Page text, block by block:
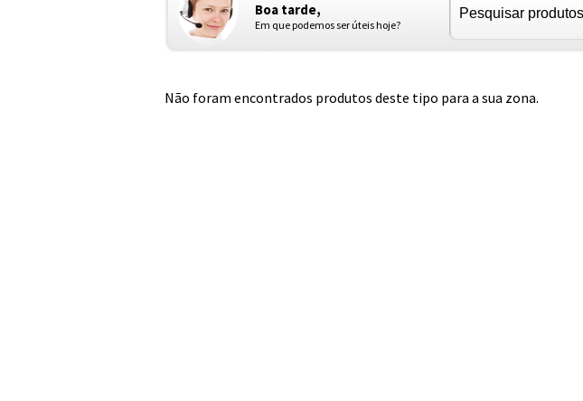
Boa tarde,
Em que podemos ser úteis hoje?
Não foram encontrados produtos deste tipo para a sua zona.